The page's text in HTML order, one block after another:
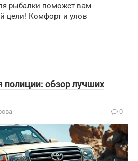
рыбалки поможет вам
цели! Комфорт и улов
обзор лучших
0